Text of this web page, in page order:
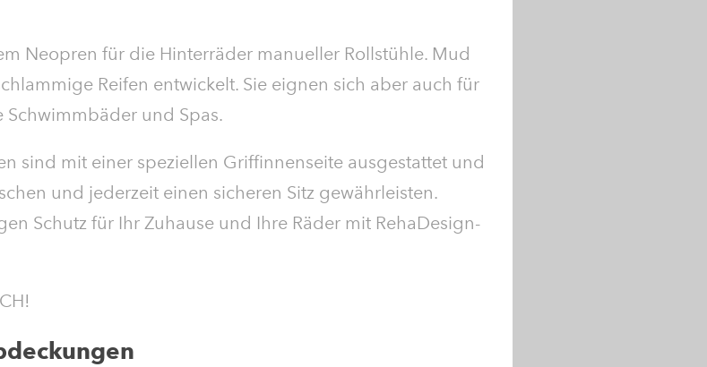
Neopren für die Hinterräder manueller Rollstühle. Mud
Reifen entwickelt. Sie eignen sich aber auch für
und Spas.
sind mit einer speziellen Griffinnenseite ausgestattet und
und jederzeit einen sicheren Sitz gewährleisten.
Schutz für Ihr Zuhause und Ihre Räder mit RehaDesign-